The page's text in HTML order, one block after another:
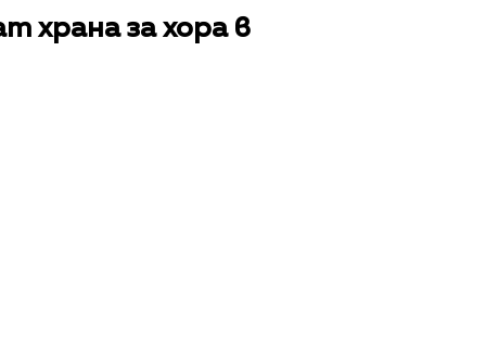
храна за хора в